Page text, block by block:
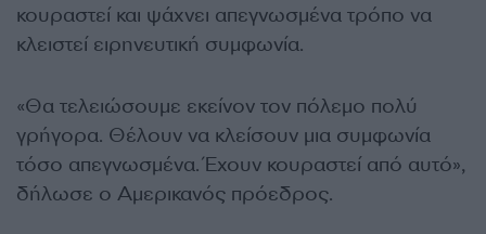
κουραστεί και ψάχνει απεγνωσμένα τρόπο να
κλειστεί ειρηνευτική συμφωνία.
«Θα τελειώσουμε εκείνον τον πόλεμο πολύ
γρήγορα. Θέλουν να κλείσουν μια συμφωνία
τόσο απεγνωσμένα. Έχουν κουραστεί από αυτό»,
δήλωσε ο Αμερικανός πρόεδρος.